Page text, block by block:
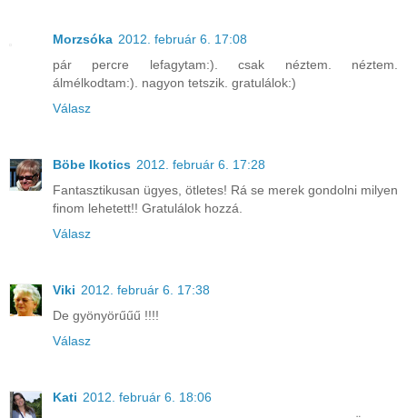
Morzsóka 2012. február 6. 17:08
pár percre lefagytam:). csak néztem. néztem.
álmélkodtam:). nagyon tetszik. gratulálok:)
Válasz
Böbe Ikotics 2012. február 6. 17:28
Fantasztikusan ügyes, ötletes! Rá se merek gondolni milyen
finom lehetett!! Gratulálok hozzá.
Válasz
Viki 2012. február 6. 17:38
De gyönyörűűű !!!!
Válasz
Kati 2012. február 6. 18:06